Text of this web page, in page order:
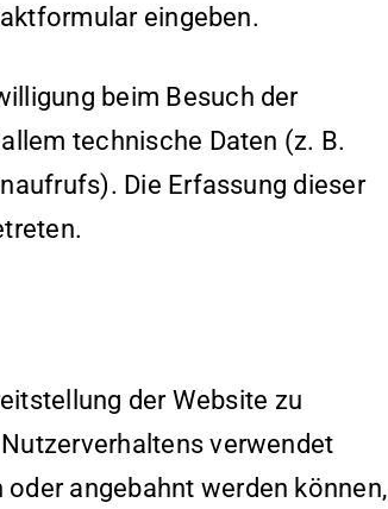
eingeben.
beim Besuch der
technische Daten (z. B.
Die Erfassung dieser
der Website zu
verwendet
angebahnt werden können,